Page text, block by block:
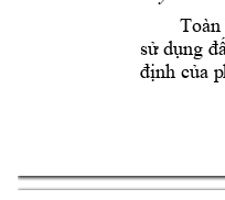
sử dụng
định của p